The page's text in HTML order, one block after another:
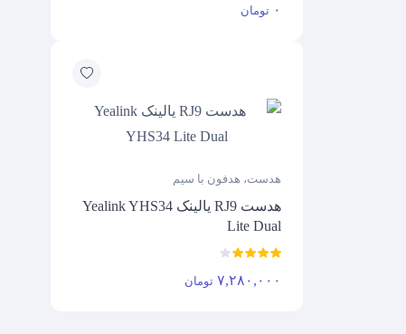
۰ تومان
هدست، هدفون با سیم
هدست RJ9 یالینک Yealink YHS34
Lite Dual
۷,۲۸۰,۰۰۰ تومان